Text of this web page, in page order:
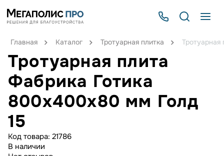
Главная Каталог Тротуарная плитка
Тротуарная плита
Фабрика Готика
800х400х80 мм Голд
15
Код товара: 21786
В наличии